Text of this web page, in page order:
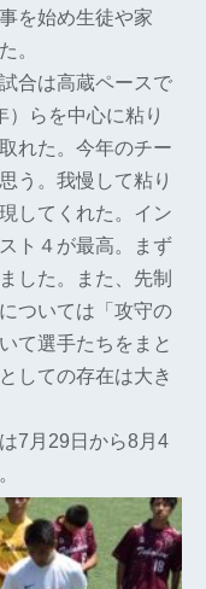
を始め生徒や家
。
合は高蔵ペースで
）らを中心に粘り
れた。今年のチー
う。我慢して粘り
してくれた。イン
ト４が最高。まず
した。また、先制
ついては「攻守の
て選手たちをまと
しての存在は大き
7月29日から8月4